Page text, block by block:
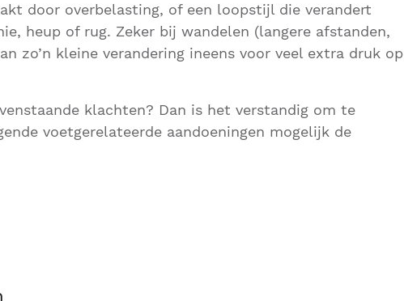
door overbelasting, of een loopstijl die verandert
heup of rug. Zeker bij wandelen (langere afstanden,
zo’n kleine verandering ineens voor veel extra druk op
klachten? Dan is het verstandig om te
voetgerelateerde aandoeningen mogelijk de